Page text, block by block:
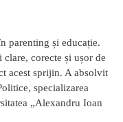
parenting și educație.
corecte și ușor de
acest sprijin. A absolvit
specializarea
„Alexandru Ioan